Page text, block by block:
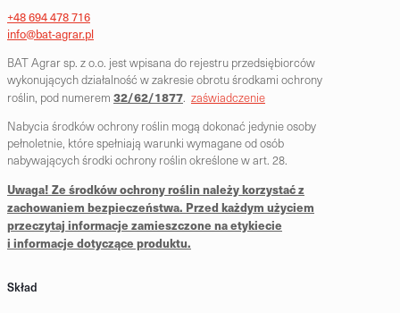
+48 694 478 716
info@bat-agrar.pl
BAT Agrar sp. z o.o. jest wpisana do rejestru przedsiębiorców
wykonujących działalność w zakresie obrotu środkami ochrony
roślin, pod numerem 32/62/1877. zaświadczenie
Nabycia środków ochrony roślin mogą dokonać jedynie osoby
pełnoletnie, które spełniają warunki wymagane od osób
nabywających środki ochrony roślin określone w art. 28.
Uwaga! Ze środków ochrony roślin należy korzystać z
zachowaniem bezpieczeństwa. Przed każdym użyciem
przeczytaj informacje zamieszczone na etykiecie
i informacje dotyczące produktu.
Skład